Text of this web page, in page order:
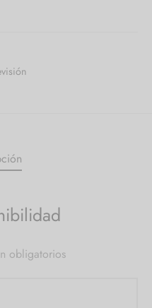
obligatorios